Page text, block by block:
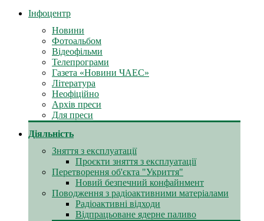
Інфоцентр
Новини
Фотоальбом
Відеофільми
Телепрограми
Газета «Новини ЧАЕС»
Література
Неофіційно
Архів преси
Для преси
Діяльність
Зняття з експлуатації
Проєкти зняття з експлуатації
Перетворення об'єкта "Укриття"
Новий безпечний конфайнмент
Поводження з радіоактивними матеріалами
Радіоактивні відходи
Відпрацьоване ядерне паливо